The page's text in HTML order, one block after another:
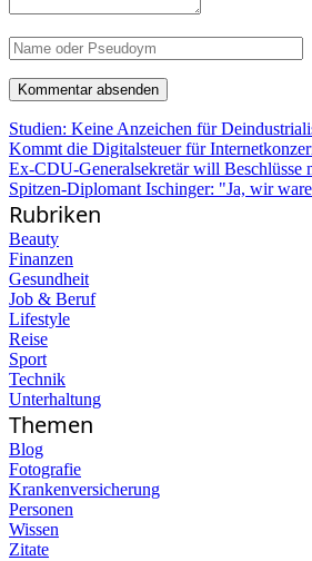
Studien: Keine Anzeichen für
Kommt die Digitalsteuer für
Ex-CDU-Generalsekretär will Beschlüsse
Spitzen-Diplomant Ischinger: "Ja, wir
Rubriken
Beauty
Finanzen
Gesundheit
Job & Beruf
Lifestyle
Reise
Sport
Technik
Unterhaltung
Themen
Blog
Fotografie
Krankenversicherung
Personen
Wissen
Zitate